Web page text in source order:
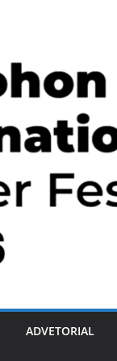
ADVETORIAL